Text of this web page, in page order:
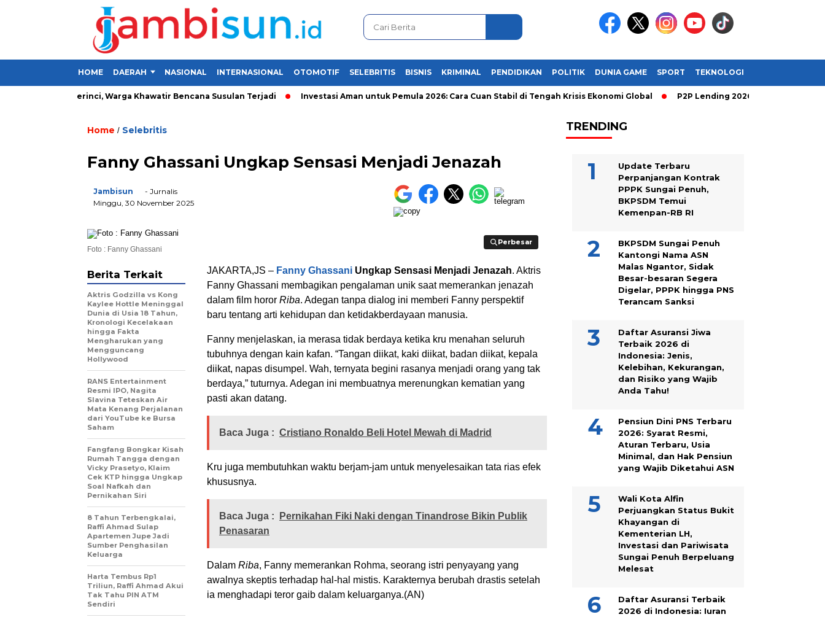
HOME DAERAH NASIONAL INTERNASIONAL OTOMOTIF SELEBRITIS BISNIS KRIMINAL PENDIDIKAN POLITIK DUNIA GAME SPORT TEKNOLOGI
Desa di Kerinci, Warga Khawatir Bencana Susulan Terjadi Investasi Aman untuk Pemula 2026: Cara Cuan Stabil di Tengah Krisis Ekonomi Global P2P Lending 2026: Cara Cerdas
Home / Selebritis
Fanny Ghassani Ungkap Sensasi Menjadi Jenazah
Jambisun
- Jurnalis
Minggu, 30 November 2025
Perbesar
Perbesar
Foto : Fanny Ghassani
JAKARTA,JS – Fanny Ghassani Ungkap Sensasi Menjadi Jenazah. Aktris
Fanny Ghassani membagikan pengalaman unik saat memerankan jenazah
dalam film horor Riba. Adegan tanpa dialog ini memberi Fanny perspektif
baru tentang arti kehidupan dan ketidakberdayaan manusia.
Fanny menjelaskan, ia merasa tidak berdaya ketika kru menahan seluruh
tubuhnya dengan kain kafan. “Tangan diikat, kaki diikat, badan diikat, kepala
diikat, napas disumpel. Wah, ternyata begini rasanya menjadi orang yang tak
berdaya,” tuturnya. Adegan ini membuatnya merenungkan kematian yang
pasti akan datang.
Baca Juga : Cristiano Ronaldo Beli Hotel Mewah di Madrid
Kru juga membutuhkan waktu berjam-jam untuk menyelesaikan tata rias efek
khususnya.
Baca Juga :
Pernikahan Fiki Naki dengan Tinandrose Bikin Publik
Penasaran
Dalam Riba, Fanny memerankan Rohma, seorang istri penyayang yang
awalnya skeptis terhadap hal-hal mistis. Karakternya berubah drastis setelah
ia menghadapi teror gaib dalam keluarganya.(AN)
Berita Terkait
Aktris Godzilla vs Kong
Kaylee Hottle Meninggal
Dunia di Usia 18 Tahun,
Kronologi Kecelakaan
hingga Fakta
Mengharukan yang
Mengguncang
Hollywood
RANS Entertainment
Resmi IPO, Nagita
Slavina Teteskan Air
Mata Kenang Perjalanan
dari YouTube ke Bursa
Saham
Fangfang Bongkar Kisah
Rumah Tangga dengan
Vicky Prasetyo, Klaim
Cek KTP hingga Ungkap
Soal Nafkah dan
Pernikahan Siri
8 Tahun Terbengkalai,
Raffi Ahmad Sulap
Apartemen Jupe Jadi
Sumber Penghasilan
Keluarga
Harta Tembus Rp1
Triliun, Raffi Ahmad Akui
Tak Tahu PIN ATM
Sendiri
TRENDING
Update Terbaru
Perpanjangan Kontrak
PPPK Sungai Penuh,
BKPSDM Temui
Kemenpan-RB RI
BKPSDM Sungai Penuh
Kantongi Nama ASN
Malas Ngantor, Sidak
Besar-besaran Segera
Digelar, PPPK hingga PNS
Terancam Sanksi
Daftar Asuransi Jiwa
Terbaik 2026 di
Indonesia: Jenis,
Kelebihan, Kekurangan,
dan Risiko yang Wajib
Anda Tahu!
Pensiun Dini PNS Terbaru
2026: Syarat Resmi,
Aturan Terbaru, Usia
Minimal, dan Hak Pensiun
yang Wajib Diketahui ASN
Wali Kota Alfin
Perjuangkan Status Bukit
Khayangan di
Kementerian LH,
Investasi dan Pariwisata
Sungai Penuh Berpeluang
Melesat
Daftar Asuransi Terbaik
2026 di Indonesia: Iuran